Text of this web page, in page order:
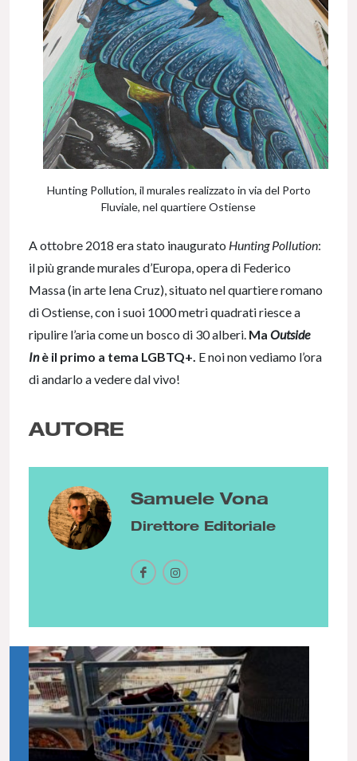
Hunting Pollution, il murales realizzato in via del Porto
Fluviale, nel quartiere Ostiense
A ottobre 2018 era stato inaugurato Hunting Pollution:
il più grande murales d’Europa, opera di Federico
Massa (in arte Iena Cruz), situato nel quartiere romano
di Ostiense, con i suoi 1000 metri quadrati riesce a
ripulire l’aria come un bosco di 30 alberi. Ma Outside
Inè il primo a tema LGBTQ+. E noi non vediamo l’ora
di andarlo a vedere dal vivo!
AUTORE
Samuele Vona
Direttore Editoriale